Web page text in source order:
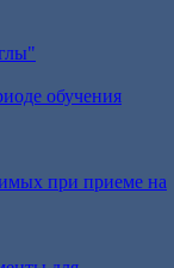
обучения
при приеме на